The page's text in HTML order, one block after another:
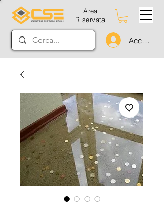
Area
Riservata
Accedi